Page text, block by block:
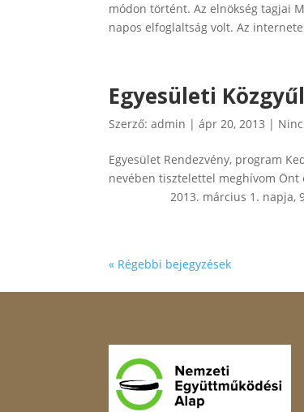
módon történt. Az elnökség tagjai
napos elfoglaltság volt. Az
Egyesületi
Szerző:admin |ápr 20, 2013 |
Egyesület Rendezvény, program
nevében tisztelettel meghívom
2013. március 1. napja,
« Régebbi bejegyzések